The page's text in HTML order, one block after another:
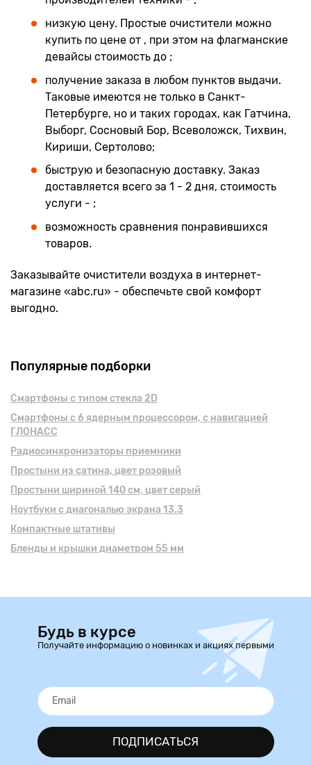
низкую цену. Простые очистители можно
купить по цене от , при этом на флагманские
девайсы стоимость до ;
получение заказа в любом пунктов выдачи.
Таковые имеются не только в Санкт-
Петербурге, но и таких городах, как Гатчина,
Выборг, Сосновый Бор, Всеволожск, Тихвин,
Кириши, Сертолово;
быструю и безопасную доставку. Заказ
доставляется всего за 1 - 2 дня, стоимость
услуги - ;
возможность сравнения понравившихся
товаров.
Заказывайте очистители воздуха в интернет-
магазине «abc.ru» - обеспечьте свой комфорт
выгодно.
Популярные подборки
Смартфоны с типом стекла 2D
Смартфоны с 6 ядерным процессором, с навигацией
ГЛОНАСС
Радиосинхронизаторы приемники
Простыни из сатина, цвет розовый
Простыни шириной 140 см, цвет серый
Ноутбуки с диагональю экрана 13.3
Компактные штативы
Бленды и крышки диаметром 55 мм
Будь в курсе
Получайте информацию о новинках и акциях первыми
ПОДПИСАТЬСЯ